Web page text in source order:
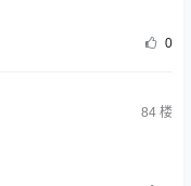
0
84楼